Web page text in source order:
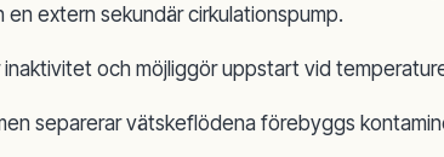
extern sekundär cirkulationspump.
och möjliggör uppstart vid
separerar vätskeflödena förebyggs